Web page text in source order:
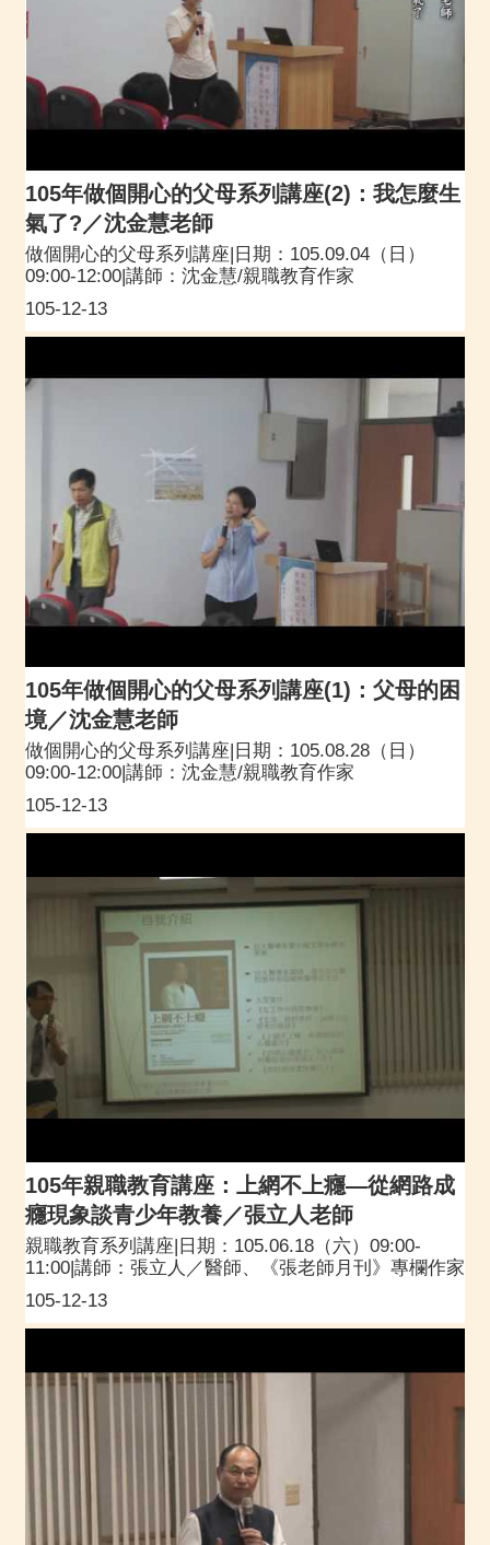
105年做個開心的父母系列講座(2)：我怎麼生
氣了?／沈金慧老師
105-12-13
做個開心的父母系列講座|日期：105.09.04（日）
09:00-12:00|講師：沈金慧/親職教育作家
105年做個開心的父母系列講座(1)：父母的困
境／沈金慧老師
105-12-13
做個開心的父母系列講座|日期：105.08.28（日）
09:00-12:00|講師：沈金慧/親職教育作家
105年親職教育講座：上網不上癮—從網路成
癮現象談青少年教養／張立人老師
105-12-13
親職教育系列講座|日期：105.06.18（六）09:00-
11:00|講師：張立人／醫師、《張老師月刊》專欄作家